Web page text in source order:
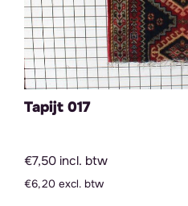
Tapijt 017
€7,50 incl. btw
€6,20 excl. btw